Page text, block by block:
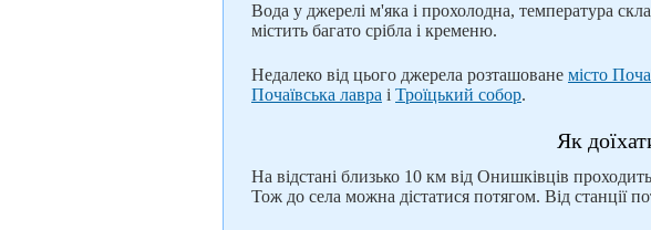
Вода у джерелі м'яка і прохолодна, температура
містить багато срібла і кременю.
Недалеко від цього джерела розташоване місто
Почаївська лавра і Троїцький собор.
Як
На відстані близько 10 км від Онишківців
Тож до села можна дістатися потягом. Від станції